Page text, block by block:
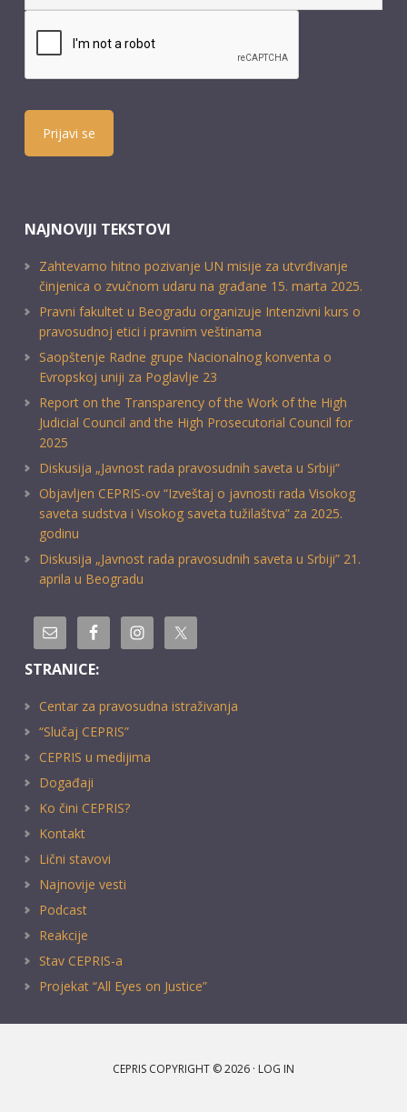
Prijavi se
NAJNOVIJI TEKSTOVI
Zahtevamo hitno pozivanje UN misije za utvrđivanje
činjenica o zvučnom udaru na građane 15. marta 2025.
Pravni fakultet u Beogradu organizuje Intenzivni kurs o
pravosudnoj etici i pravnim veštinama
Saopštenje Radne grupe Nacionalnog konventa o
Evropskoj uniji za Poglavlje 23
Report on the Transparency of the Work of the High
Judicial Council and the High Prosecutorial Council for
2025
Diskusija „Javnost rada pravosudnih saveta u Srbiji“
Objavljen CEPRIS-ov “Izveštaj o javnosti rada Visokog
saveta sudstva i Visokog saveta tužilaštva” za 2025.
godinu
Diskusija „Javnost rada pravosudnih saveta u Srbiji” 21.
aprila u Beogradu
STRANICE:
Centar za pravosudna istraživanja
“Slučaj CEPRIS”
CEPRIS u medijima
Događaji
Ko čini CEPRIS?
Kontakt
Lični stavovi
Najnovije vesti
Podcast
Reakcije
Stav CEPRIS-a
Projekat “All Eyes on Justice”
CEPRIS COPYRIGHT © 2026 · LOG IN